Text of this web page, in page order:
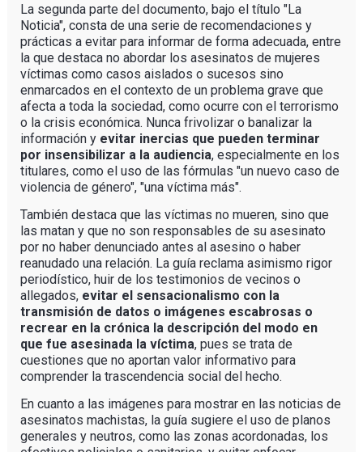
La segunda parte del documento, bajo el título "La
Noticia", consta de una serie de recomendaciones y
prácticas a evitar para informar de forma adecuada, entre
la que destaca no abordar los asesinatos de mujeres
víctimas como casos aislados o sucesos sino
enmarcados en el contexto de un problema grave que
afecta a toda la sociedad, como ocurre con el terrorismo
o la crisis económica. Nunca frivolizar o banalizar la
información y evitar inercias que pueden terminar
por insensibilizar a la audiencia, especialmente en los
titulares, como el uso de las fórmulas "un nuevo caso de
violencia de género", "una víctima más".
También destaca que las víctimas no mueren, sino que
las matan y que no son responsables de su asesinato
por no haber denunciado antes al asesino o haber
reanudado una relación. La guía reclama asimismo rigor
periodístico, huir de los testimonios de vecinos o
allegados, evitar el sensacionalismo con la
transmisión de datos o imágenes escabrosas o
recrear en la crónica la descripción del modo en
que fue asesinada la víctima, pues se trata de
cuestiones que no aportan valor informativo para
comprender la trascendencia social del hecho.
En cuanto a las imágenes para mostrar en las noticias de
asesinatos machistas, la guía sugiere el uso de planos
generales y neutros, como las zonas acordonadas, los